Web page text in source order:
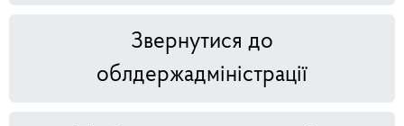
Звернутися до
облдержадміністрації